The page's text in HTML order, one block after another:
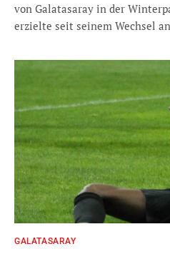
von Galatasaray in der
erzielte seit seinem Wechsel
GALATASARAY